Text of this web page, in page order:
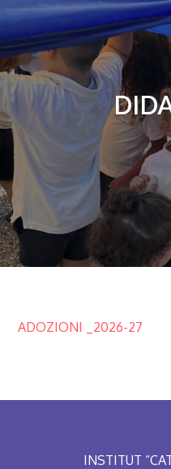
ADOZIONI _2026-27
INSTITUT